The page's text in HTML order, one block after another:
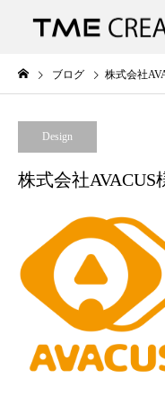
ブログ 株式会社
Design
株式会社AVACUS